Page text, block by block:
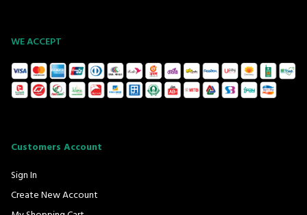
WE ACCEPT
Customers Account
Sign In
Create New Account